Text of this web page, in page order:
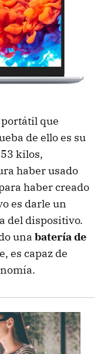
que
de ello es su
kilos,
haber usado
haber creado
es darle un
del dispositivo.
una batería de
es capaz de